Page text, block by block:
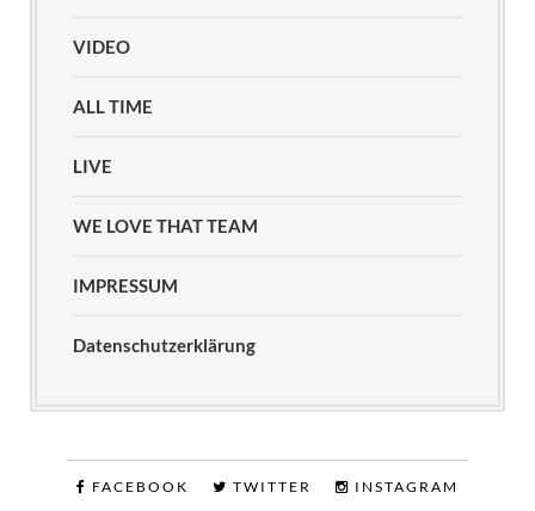
VIDEO
ALL TIME
LIVE
WE LOVE THAT TEAM
IMPRESSUM
Datenschutzerklärung
FACEBOOK TWITTER INSTAGRAM